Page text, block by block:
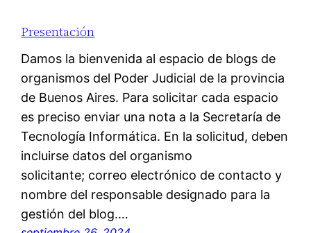
Presentación
Damos la bienvenida al espacio de blogs de
organismos del Poder Judicial de la provincia
de Buenos Aires. Para solicitar cada espacio
es preciso enviar una nota a la Secretaría de
Tecnología Informática. En la solicitud, deben
incluirse datos del organismo
solicitante; correo electrónico de contacto y
nombre del responsable designado para la
gestión del blog.…